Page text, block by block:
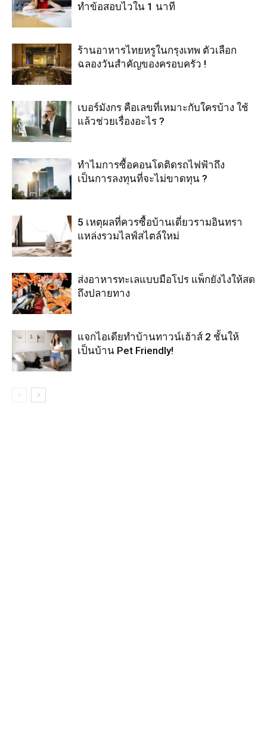
ทำข้อสอบไวใน 1 นาที
ร้านอาหารไทยหรูในกรุงเทพ ตัวเลือก
ฉลองวันสำคัญของครอบครัว !
เบอร์มังกร คือเลขที่เหมาะกับใครบ้าง ใช้
แล้วช่วยเรื่องอะไร ?
ทำไมการซื้อคอนโดติดรถไฟฟ้าถึง
เป็นการลงทุนที่จะไม่ขาดทุน ?
5 เหตุผลที่ควรซื้อบ้านเดี่ยวรามอินทรา
แหล่งรวมไลฟ์สไตล์ใหม่
ส่งอาหารทะเลแบบมือโปร แพ็กยังไงให้สด
ถึงปลายทาง
แจกไอเดียทำบ้านทาวน์เฮ้าส์ 2 ชั้นให้
เป็นบ้าน Pet Friendly!